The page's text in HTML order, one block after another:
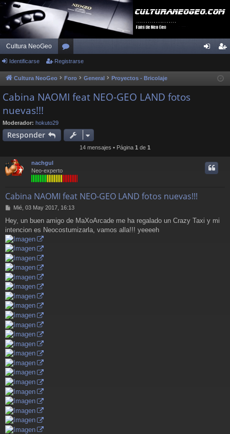
Cultura NeoGeo
or
os ist
Identificarse Registrarse
Cultura NeoGeo Foro General Proyectos - Bricolaje
Cabina NAOMI feat NEO-GEO LAND fotos
nuevas!!!
Moderador: hokuto29
Responder
14 mensajes • Página 1 de 1
nachgul
Neo-experto
Cabina NAOMI feat NEO-GEO LAND fotos nuevas!!!
M
n
s
a
j
e
Mié, 03 May 2017, 16:13
Hey, un buen amigo de MaXoArcade me ha regalado un Crazy Taxi y mi
intencion es Neocostumizarla, vamos alla!!! yeeeeh